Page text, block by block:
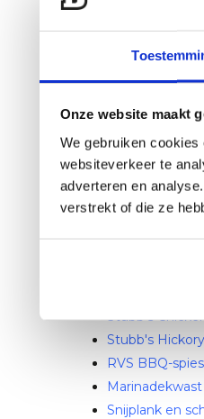
Onze website maakt
We gebruiken
websiteverkeer te
adverteren en
verstrekt of die ze
BBQ-tip
Houd de
karamelliseert de
Leg de citroen de
citroen geeft een
Alles
Voor dit recept heb
Stubb’s
Stubb's
RVS BBQ-
Marinadekwast
Snijplank en